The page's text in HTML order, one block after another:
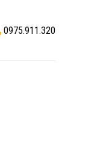
0975.911.320